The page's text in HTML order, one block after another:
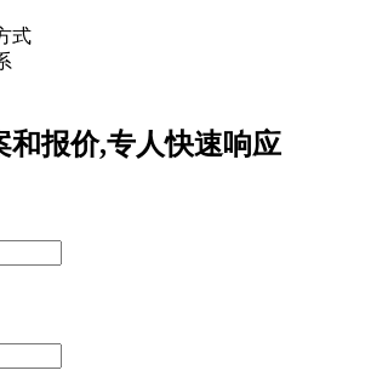
式
和报价,专人快速响应